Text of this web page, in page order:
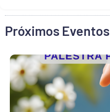
Próximos Eventos